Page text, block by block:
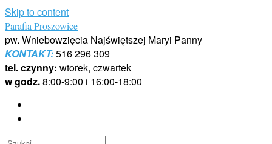
Skip to content
Parafia Proszowice
pw. Wniebowzięcia Najświętszej Maryi Panny
KONTAKT:516 296 309
tel. czynny: wtorek, czwartek
w godz.8:00-9:00 i 16:00-18:00